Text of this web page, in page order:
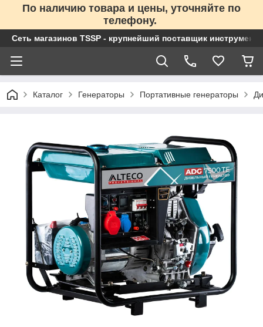
По наличию товара и цены, уточняйте по
телефону.
Сеть магазинов TSSP - крупнейший поставщик
Каталог Генераторы Портативные генераторы